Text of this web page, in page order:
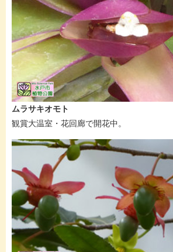
ムラサキオモト
観賞大温室・花回廊で開花中。